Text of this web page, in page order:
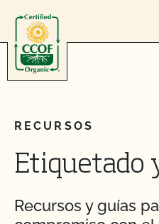
RECURSOS
Etiquetado
Recursos y guías